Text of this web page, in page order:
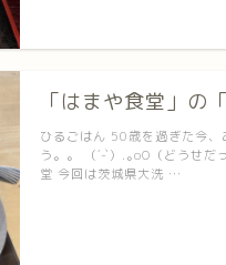
「はまや食堂」の
ひるごはん 50歳を過ぎた今
う。。 （´-`）.｡oO（どうせ
堂 今回は茨城県大洗 …